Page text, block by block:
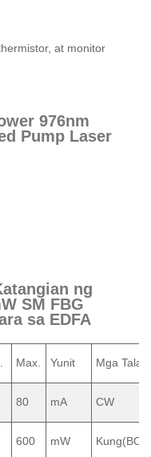
at monitor
976nm
Pump Laser
ng
SM FBG
sa EDFA
Max. Yunit Mga Tala
80 mA CW
600 mW